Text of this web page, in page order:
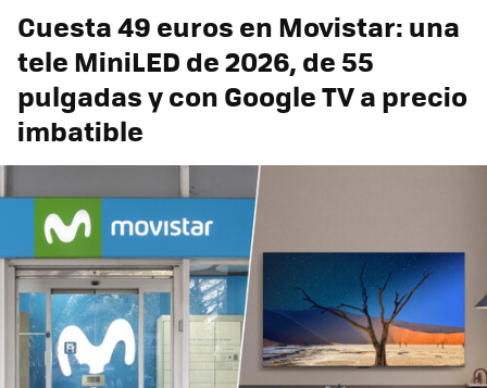
Cuesta 49 euros en Movistar: una
tele MiniLED de 2026, de 55
pulgadas y con Google TV a precio
imbatible